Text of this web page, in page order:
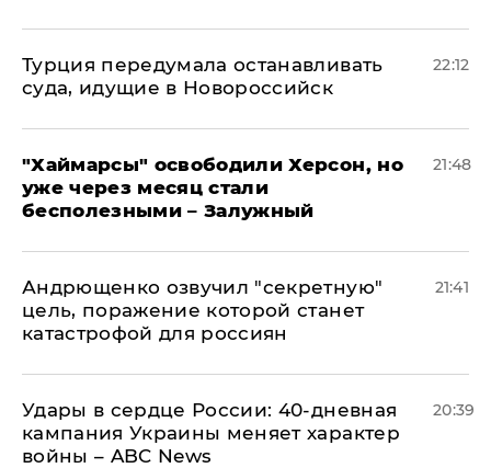
Турция передумала останавливать
суда, идущие в Новороссийск
22:12
"Хаймарсы" освободили Херсон, но
уже через месяц стали
бесполезными – Залужный
21:48
Андрющенко озвучил "секретную"
цель, поражение которой станет
катастрофой для россиян
21:41
Удары в сердце России: 40-дневная
кампания Украины меняет характер
войны – ABC News
20:39